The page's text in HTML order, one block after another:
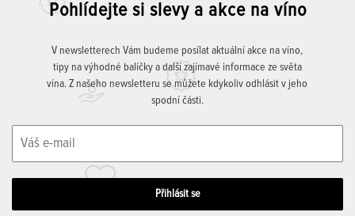
Pohlídejte si slevy a akce na víno
V newsletterech Vám budeme posílat aktuální akce na víno,
tipy na výhodné balíčky a další zajímavé informace ze světa
vína. Z našeho newsletteru se můžete kdykoliv odhlásit v jeho
spodní části.